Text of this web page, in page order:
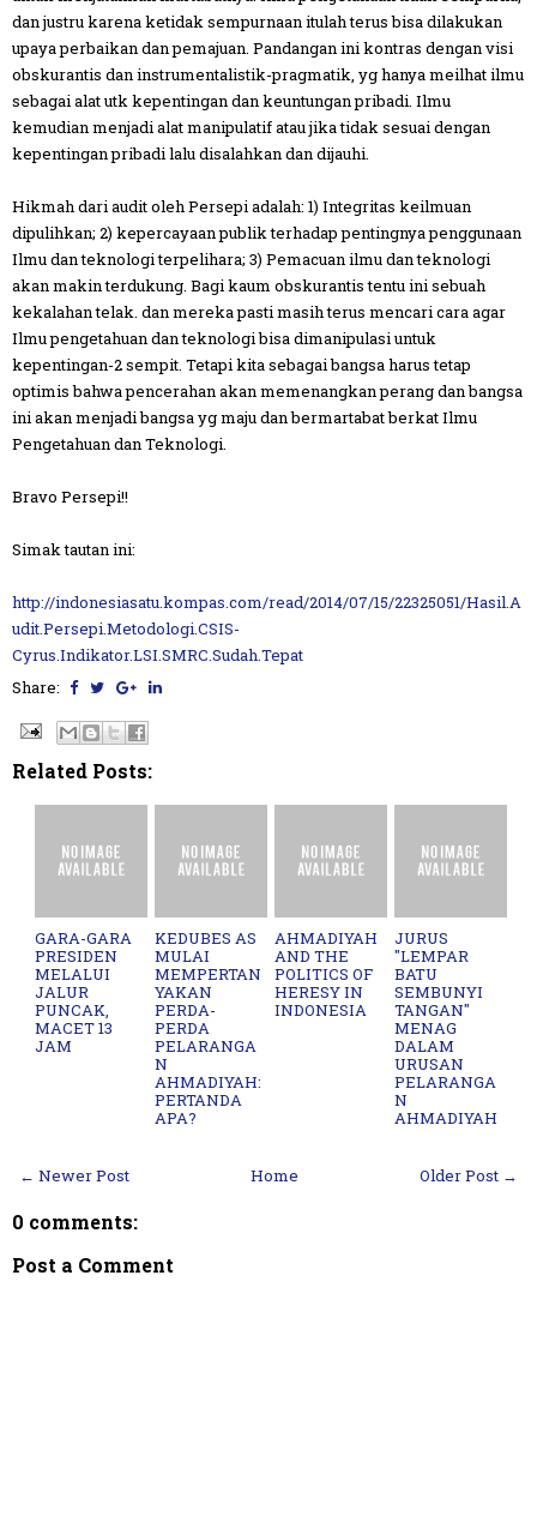
dan justru karena ketidak sempurnaan itulah terus bisa dilakukan
upaya perbaikan dan pemajuan. Pandangan ini kontras dengan visi
obskurantis dan instrumentalistik-pragmatik, yg hanya meilhat ilmu
sebagai alat utk kepentingan dan keuntungan pribadi. Ilmu
kemudian menjadi alat manipulatif atau jika tidak sesuai dengan
kepentingan pribadi lalu disalahkan dan dijauhi.
Hikmah dari audit oleh Persepi adalah: 1) Integritas keilmuan
dipulihkan; 2) kepercayaan publik terhadap pentingnya penggunaan
Ilmu dan teknologi terpelihara; 3) Pemacuan ilmu dan teknologi
akan makin terdukung. Bagi kaum obskurantis tentu ini sebuah
kekalahan telak. dan mereka pasti masih terus mencari cara agar
Ilmu pengetahuan dan teknologi bisa dimanipulasi untuk
kepentingan-2 sempit. Tetapi kita sebagai bangsa harus tetap
optimis bahwa pencerahan akan memenangkan perang dan bangsa
ini akan menjadi bangsa yg maju dan bermartabat berkat Ilmu
Pengetahuan dan Teknologi.
Bravo Persepi!!
Simak tautan ini:
http://indonesiasatu.kompas.com/read/2014/07/15/22325051/Hasil.A
udit.Persepi.Metodologi.CSIS-
Cyrus.Indikator.LSI.SMRC.Sudah.Tepat
Share:
Related Posts:
GARA-GARA
PRESIDEN
MELALUI
JALUR
PUNCAK,
MACET 13
JAM
KEDUBES AS
MULAI
MEMPERTAN
YAKAN
PERDA-
PERDA
PELARANGA
N
AHMADIYAH:
PERTANDA
APA?
AHMADIYAH
AND THE
POLITICS OF
HERESY IN
INDONESIA
JURUS
"LEMPAR
BATU
SEMBUNYI
TANGAN"
MENAG
DALAM
URUSAN
PELARANGA
N
AHMADIYAH
← Newer Post Older Post →
Home
0 comments:
Post a Comment